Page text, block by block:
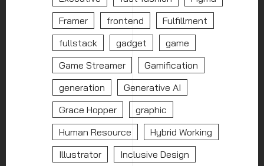
Framer
frontend
Fulfillment
fullstack
gadget
game
Game Streamer
Gamification
generation
Generative AI
Grace Hopper
graphic
Human Resource
Hybrid Working
Illustrator
Inclusive Design